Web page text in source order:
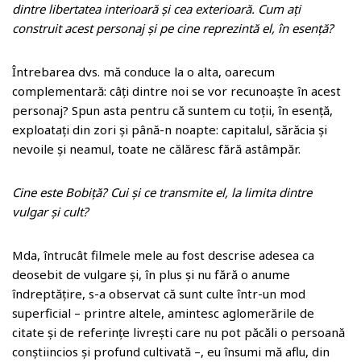
dintre libertatea interioară și cea exterioară. Cum ați
construit acest personaj și pe cine reprezintă el, în esență?
Întrebarea dvs. mă conduce la o alta, oarecum
complementară: câți dintre noi se vor recunoaște în acest
personaj? Spun asta pentru că suntem cu toții, în esență,
exploatați din zori și până-n noapte: capitalul, sărăcia și
nevoile și neamul, toate ne călăresc fără astâmpăr.
Cine este Bobiță? Cui și ce transmite el, la limita dintre
vulgar și cult?
Mda, întrucât filmele mele au fost descrise adesea ca
deosebit de vulgare și, în plus și nu fără o anume
îndreptățire, s-a observat că sunt culte într-un mod
superficial – printre altele, amintesc aglomerările de
citate și de referințe livrești care nu pot păcăli o persoană
conștiincios și profund cultivată –, eu însumi mă aflu, din